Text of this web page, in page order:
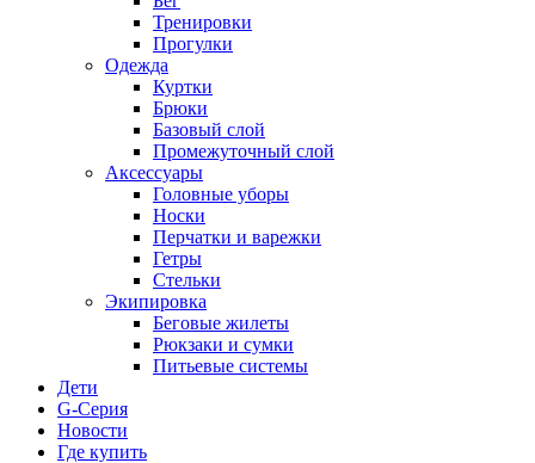
Тренировки
Прогулки
Одежда
Куртки
Брюки
Базовый слой
Промежуточный слой
Аксессуары
Головные уборы
Носки
Перчатки и варежки
Гетры
Стельки
Экипировка
Беговые жилеты
Рюкзаки и сумки
Питьевые системы
Дети
G-Серия
Новости
Где купить